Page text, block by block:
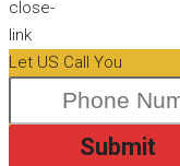
Let US Call You
Submit